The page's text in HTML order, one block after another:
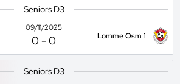
Seniors D3
09/11/2025
0 -0 Lomme Osm 1
Seniors D3